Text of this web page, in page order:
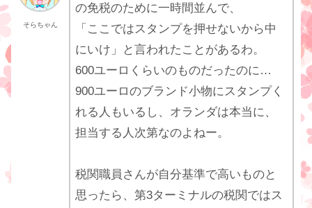
そらちゃん
の免税のために一時間並んで、
「ここではスタンプを押せないから中
にいけ」と言われたことがあるわ。
600ユーロくらいのものだったのに…
900ユーロのブランド小物にスタンプく
れる人もいるし、オランダは本当に、
担当する人次第なのよねー。
税関職員さんが自分基準で高いものと
思ったら、第3ターミナルの税関ではス